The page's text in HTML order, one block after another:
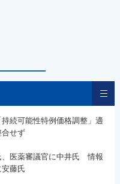
続可能性特例価格調整」適
せず
医薬審議官に中井氏 情報
藤氏